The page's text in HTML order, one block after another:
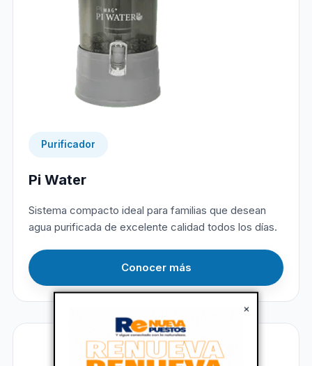
×
Purificador
Pi Water
Sistema compacto ideal para familias que desean
agua purificada de excelente calidad todos los días.
Conocer más